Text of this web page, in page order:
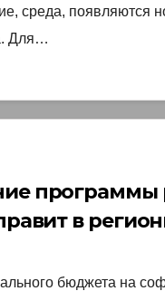
среда, появляются
Для…
программы
в
бюджета на